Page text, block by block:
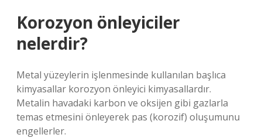
Korozyon önleyiciler
nelerdir?
Metal yüzeylerin işlenmesinde kullanılan başlıca
kimyasallar korozyon önleyici kimyasallardır.
Metalin havadaki karbon ve oksijen gibi gazlarla
temas etmesini önleyerek pas (korozif) oluşumunu
engellerler.